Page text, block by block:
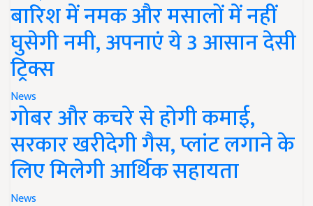
बारिश में नमक और मसालों में नहीं
घुसेगी नमी, अपनाएं ये 3 आसान देसी
ट्रिक्स
News
गोबर और कचरे से होगी कमाई,
सरकार खरीदेगी गैस, प्लांट लगाने के
लिए मिलेगी आर्थिक सहायता
News